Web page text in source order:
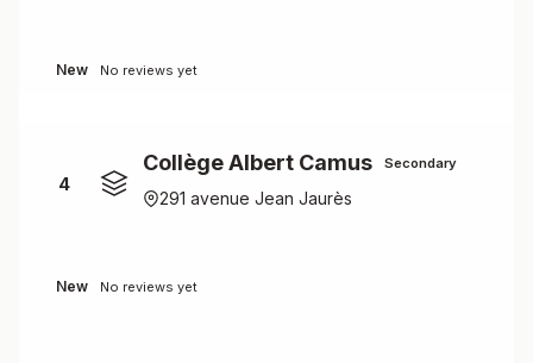
New No reviews yet
4
Collège Albert Camus Secondary
291 avenue Jean Jaurès
New No reviews yet